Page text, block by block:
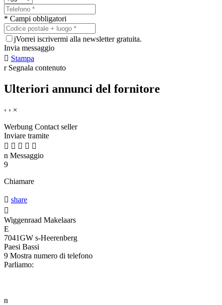
* Campi obbligatori
jVorrei iscrivermi alla newsletter gratuita.
Invia messaggio
 Stampa
r Segnala contenuto
Ulteriori annunci del fornitore
‹ › ×
Werbung Contact seller
Inviare tramite
    
n Messaggio
9
Chiamare
 share

Wiggenraad Makelaars
E
7041GW s-Heerenberg
Paesi Bassi
9 Mostra numero di telefono
Parliamo:
n